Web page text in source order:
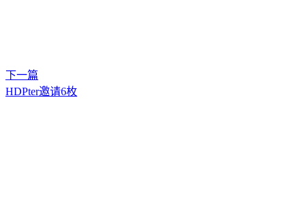
下一篇
HDPter邀请6枚